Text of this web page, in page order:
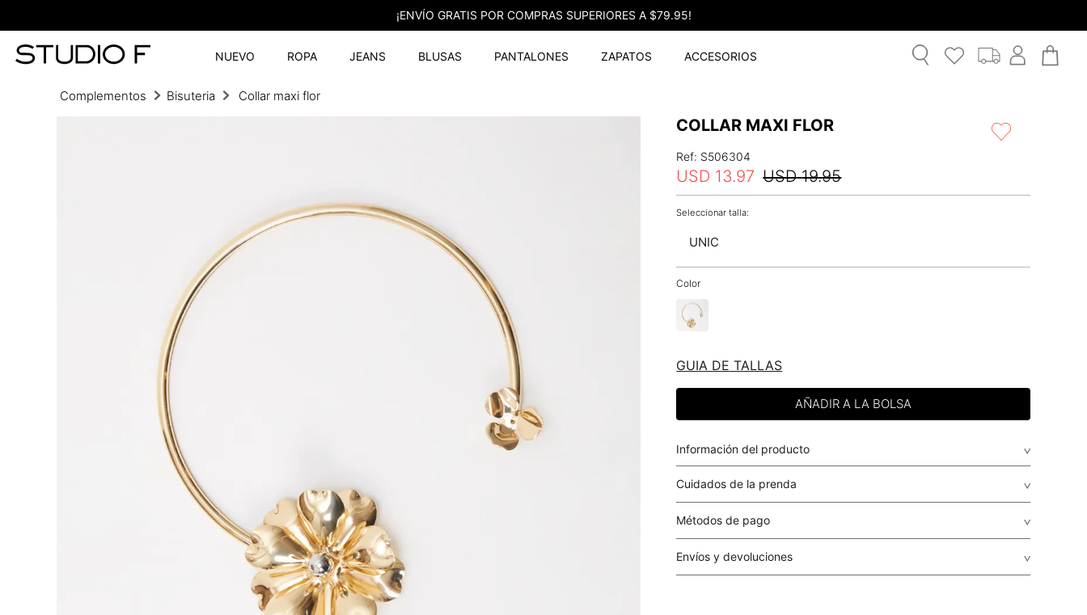
¡ENVÍO GRATIS POR COMPRAS SUPERIORES A $79.95!
NUEVO ROPA JEANS BLUSAS PANTALONES ZAPATOS ACCESORIOS
Complementos Bisuteria Collar maxi flor
COLLAR MAXI FLOR
Ref: S506304
USD 19.95
USD 13.97
UNIC
Color
GUIA DE TALLAS
Información del producto
Cuidados de la prenda
Métodos de pago
Tarjetas de crédito: Visa, Dinners, Master Card y American Express.
Envíos y devoluciones